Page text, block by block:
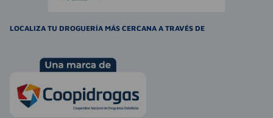
LOCALIZA TU DROGUERÍA MÁS CERCANA A TRAVÉS DE